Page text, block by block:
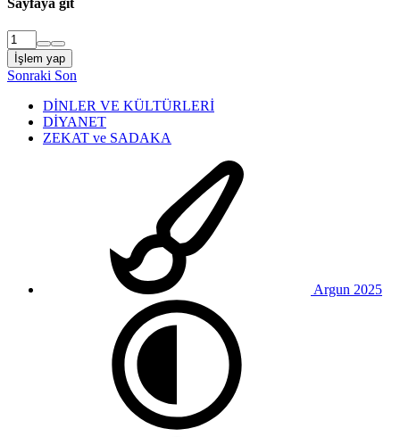
İşlem yap
Sonraki Son
DİNLER VE KÜLTÜRLERİ
DİYANET
ZEKAT ve SADAKA
Argun 2025